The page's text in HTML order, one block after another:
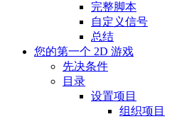
完整脚本
自定义信号
总结
您的第一个 2D 游戏
先决条件
目录
设置项目
组织项目